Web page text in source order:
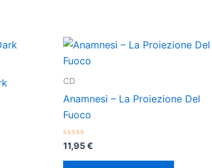
CD
Anamnesi – La Proiezione Del
Fuoco
Valorado
con
0
11,95€